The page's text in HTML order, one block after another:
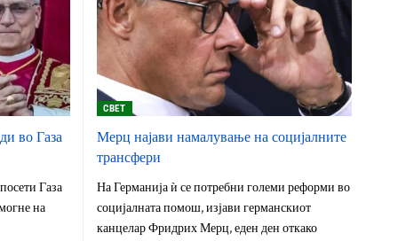
во Газа
Газа
на
СВЕТ
Мерц најави намалување на социјалните
трансфери
На Германија ѝ се потребни големи реформи во
социјалната помош, изјави германскиот
канцелар Фридрих Мерц, еден ден откако